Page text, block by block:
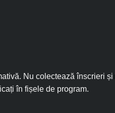
Nu colectează înscrieri
în fișele de program.